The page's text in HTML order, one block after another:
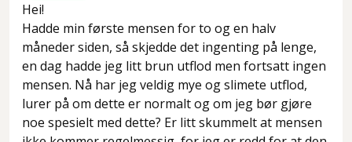
Hei!
Hadde min første mensen for to og en halv
måneder siden, så skjedde det ingenting på lenge,
en dag hadde jeg litt brun utflod men fortsatt ingen
mensen. Nå har jeg veldig mye og slimete utflod,
lurer på om dette er normalt og om jeg bør gjøre
noe spesielt med dette? Er litt skummelt at mensen